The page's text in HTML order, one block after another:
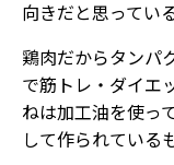
向きだと思ってい
鶏肉だからタンパ
で筋トレ・ダイエ
ねは加工油を使っ
して作られている